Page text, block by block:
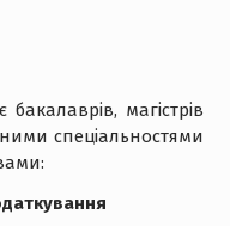
магістрів
спеціальностями